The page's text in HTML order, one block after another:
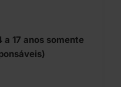
a 17 anos somente